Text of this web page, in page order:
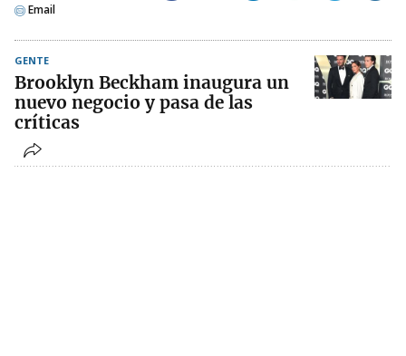
Email
GENTE
Brooklyn Beckham inaugura un
nuevo negocio y pasa de las
críticas